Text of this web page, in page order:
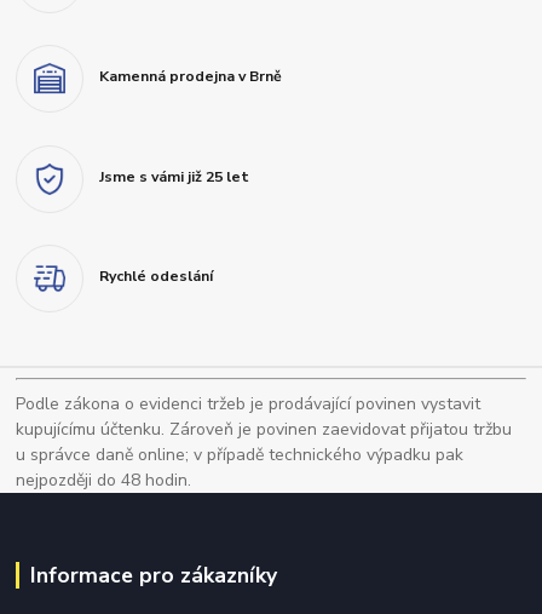
Kamenná prodejna v Brně
Jsme s vámi již 25 let
Rychlé odeslání
Podle zákona o evidenci tržeb je prodávající povinen vystavit
kupujícímu účtenku. Zároveň je povinen zaevidovat přijatou tržbu
u správce daně online; v případě technického výpadku pak
nejpozději do 48 hodin.
Informace pro zákazníky